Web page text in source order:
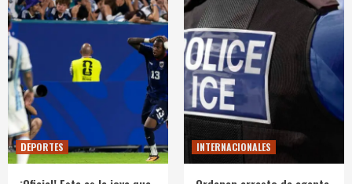
DEPORTES INTERNACIONALES